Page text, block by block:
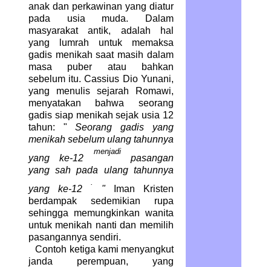
anak dan perkawinan yang diatur
pada usia muda. Dalam
masyarakat antik, adalah hal
yang lumrah untuk memaksa
gadis menikah saat masih dalam
masa puber atau bahkan
sebelum itu. Cassius Dio Yunani,
yang menulis sejarah Romawi,
menyatakan bahwa seorang
gadis siap menikah sejak usia 12
tahun: "Seorang gadis yang
menikah sebelum ulang tahunnya
yang ke-12
menjadi
pasangan
yang sah pada ulang tahunnya
yang ke-12
"
Iman Kristen
berdampak sedemikian rupa
sehingga memungkinkan wanita
untuk menikah nanti dan memilih
pasangannya sendiri.
Contoh ketiga kami menyangkut
janda perempuan, yang